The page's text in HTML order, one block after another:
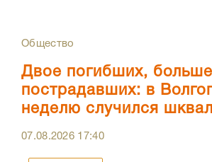
Общество
Двое погибших,
пострадавших: в
неделю случился
07.08.2026 17:40